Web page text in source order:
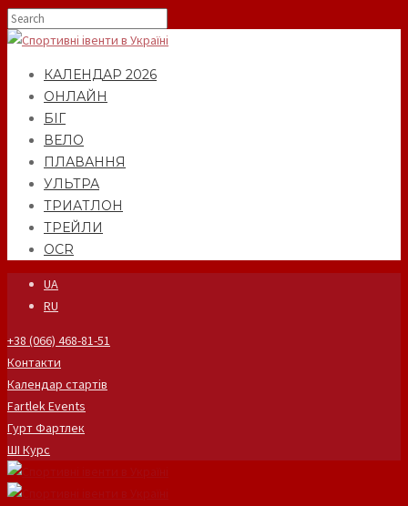
КАЛЕНДАР 2026
ОНЛАЙН
БІГ
ВЕЛО
ПЛАВАННЯ
УЛЬТРА
ТРИАТЛОН
ТРЕЙЛИ
OCR
UA
RU
+38 (066) 468-81-51
Контакти
Календар стартів
Fartlek Events
Гурт Фартлек
ШІ Курс